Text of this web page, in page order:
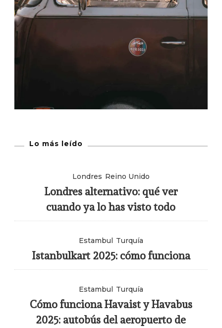
Lo más leído
Londres Reino Unido
Londres alternativo: qué ver
cuando ya lo has visto todo
Estambul Turquía
Istanbulkart 2025: cómo funciona
Estambul Turquía
Cómo funciona Havaist y Havabus
2025: autobús del aeropuerto de